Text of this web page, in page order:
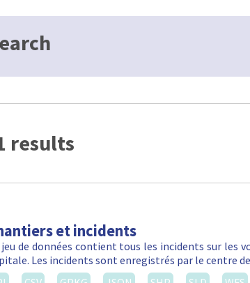
results
et incidents
jeu de données contient tous les incidents sur les
Les incidents sont enregistrés par le centre